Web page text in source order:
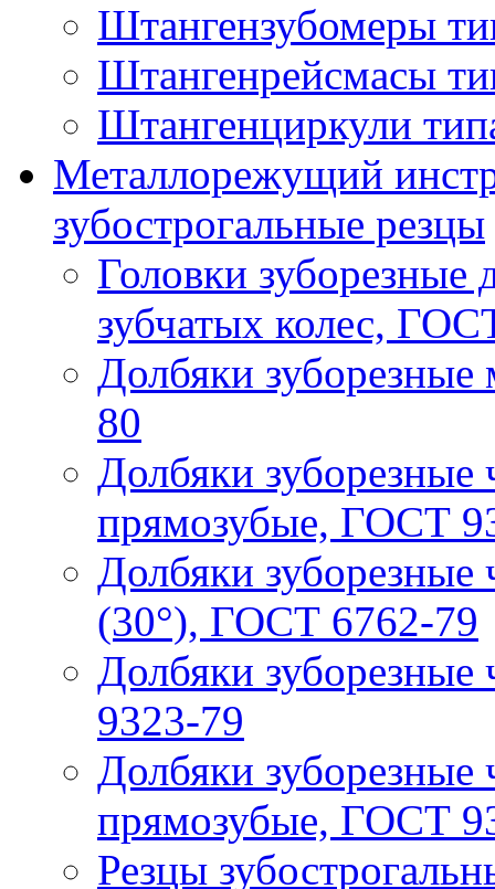
Штангензубомеры
Штангенрейсмасы
Штангенциркули
Металлорежущий
зубострогальные резцы
Головки зуборезные
зубчатых колес,
Долбяки
80
Долбяки зуборезные
прямозубые, ГОСТ
Долбяки зуборезные
(30°), ГОСТ 6762-79
Долбяки
9323-79
Долбяки
прямозубые, ГОСТ
Резцы